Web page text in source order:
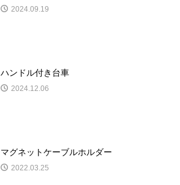
2024.09.19
ハンドル付き台車
2024.12.06
マグネットケーブルホルダー
2022.03.25